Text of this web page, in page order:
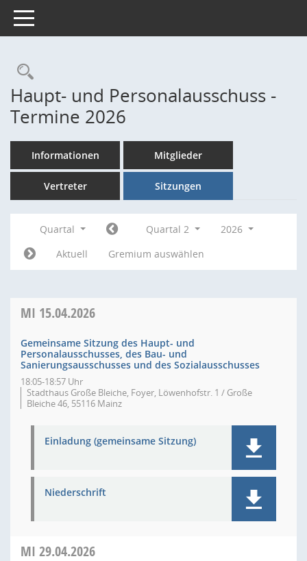
Toggle navigation
Rechercheauswahl
Haupt- und Personalausschuss -
Termine 2026
Informationen Mitglieder
Vertreter Sitzungen
Quartal Quartal 2
2026
Aktuell
Gremium auswählen
MI 15.04.2026
Gemeinsame Sitzung des Haupt- und
Personalausschusses, des Bau- und
Sanierungsausschusses und des Sozialausschusses
18:05-18:57 Uhr
Stadthaus Große Bleiche, Foyer, Löwenhofstr. 1 / Große
Bleiche 46, 55116 Mainz
Einladung (gemeinsame Sitzung)
Niederschrift
MI 29.04.2026